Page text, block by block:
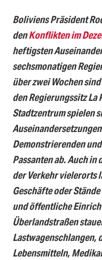
Boliviens Präsident
denKonflikten im
heftigsten
sechsmonatigen
über zwei Wochen
den Regierungssitz La
Stadtzentrum spielen
Demonstrierenden
Passanten ab. Auch in
der Verkehr vielerorts
Geschäfte oder
und öffentliche
Überlandstraßen
Lastwagenschlangen,
Lebensmitteln,